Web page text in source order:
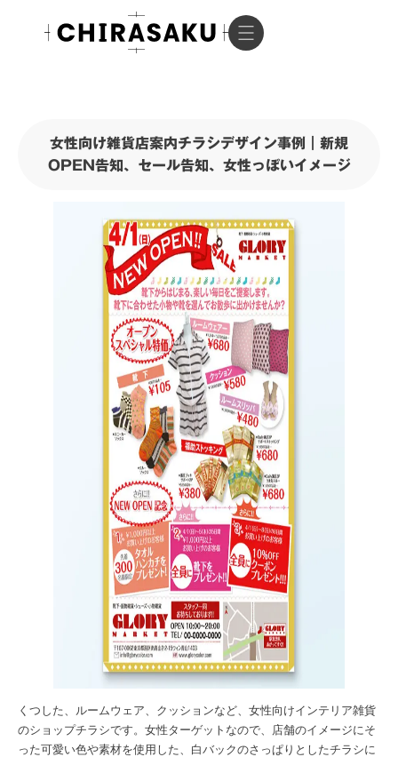
女性向け雑貨店案内チラシデザイン事例｜新規
OPEN告知、セール告知、女性っぽいイメージ
くつした、ルームウェア、クッションなど、女性向けインテリア雑貨
のショップチラシです。女性ターゲットなので、店舗のイメージにそ
った可愛い色や素材を使用した、白バックのさっぱりとしたチラシに